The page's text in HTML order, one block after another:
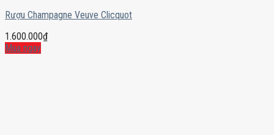
Rượu Champagne Veuve Clicquot
1.600.000₫
Mua ngay